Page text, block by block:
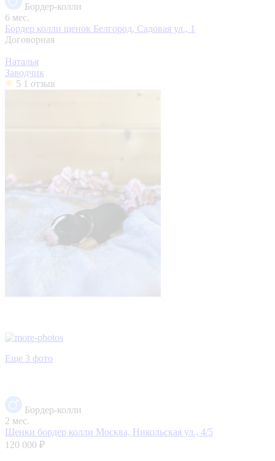
Бордер-колли
6 мес.
Бордер колли щенок Белгород, Садовая ул., 1
Договорная
Наталья
Заводчик
5 1 отзыв
Еще 3 фото
Бордер-колли
2 мес.
Щенки бордер колли Москва, Никольская ул., 4/5
120 000 ₽